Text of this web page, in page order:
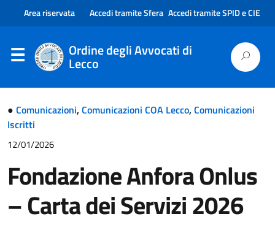
Area riservata Accedi tramite Sfera Accedi tramite SPID e CIE
Ordine degli Avvocati di
Lecco
● Comunicazioni, Comunicazioni COA Lecco, Comunicazioni
Iscritti
12/01/2026
Fondazione Anfora Onlus
– Carta dei Servizi 2026